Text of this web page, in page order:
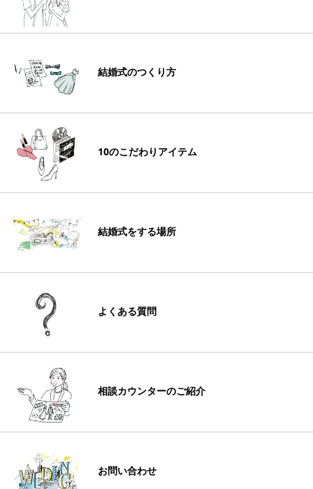
結婚式のつくり方
10のこだわりアイテム
結婚式をする場所
よくある質問
相談カウンターのご紹介
お問い合わせ